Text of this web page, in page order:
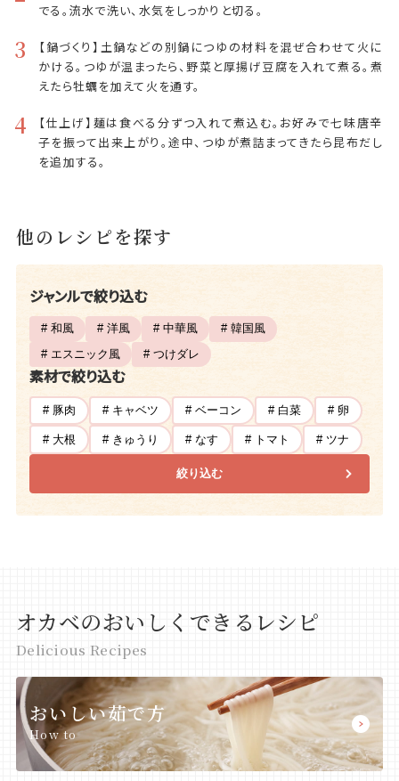
でる。流水で洗い、水気をしっかりと切る。
3
【鍋づくり】土鍋などの別鍋につゆの材料を混ぜ合わせて火に
かける。つゆが温まったら、野菜と厚揚げ豆腐を入れて煮る。煮
えたら牡蠣を加えて火を通す。
4
【仕上げ】麺は食べる分ずつ入れて煮込む。お好みで七味唐辛
子を振って出来上がり。途中、つゆが煮詰まってきたら昆布だし
を追加する。
他のレシピを探す
ジャンルで絞り込む
# 和風 # 洋風 # 中華風
# 韓国風
# エスニック風
# つけダレ
素材で絞り込む
# 豚肉 # キャベツ # ベーコン # 白菜 # 卵
# 大根 # きゅうり # なす # トマト # ツナ
絞り込む
オカベのおいしくできるレシピ
Delicious Recipes
おいしい茹で方
How to